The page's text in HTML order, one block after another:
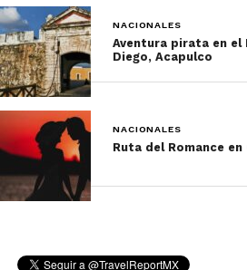
NACIONALES
Aventura pirata en el
Diego, Acapulco
NACIONALES
Ruta del Romance en